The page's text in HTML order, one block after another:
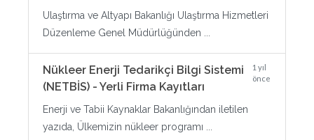
Ulaştırma ve Altyapı Bakanlığı Ulaştırma Hizmetleri
Düzenleme Genel Müdürlüğünden ...
Nükleer Enerji Tedarikçi Bilgi Sistemi
(NETBİS) - Yerli Firma Kayıtları
1 yıl
önce
Enerji ve Tabii Kaynaklar Bakanlığından iletilen
yazıda, Ülkemizin nükleer programı ...